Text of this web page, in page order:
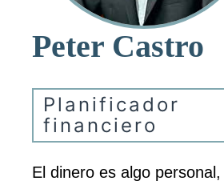
Peter Castro
Planificador
financiero
El dinero es algo